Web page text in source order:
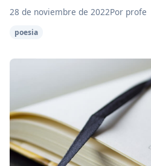
28 de noviembre de 2022Por profe
poesia